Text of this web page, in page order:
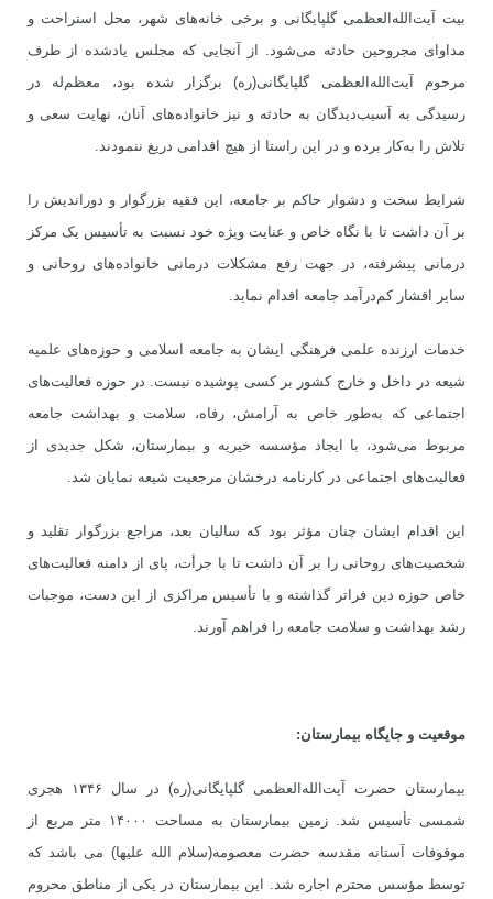
بیت آیت الله العظمی گلپایگانی و برخی خانههای شهر، محل استراحت و
مداوای مجروحین حادثه میشود. از آنجایی که مجلس یادشده از طرف
مرحوم آیت الله العظمی گلپایگانی(ره) برگزار شده بود، معظمله در
رسیدگی به آسیبدیدگان به حادثه و نیز خانوادههای آنان، نهایت سعی و
تلاش را بهکار برده و در این راستا از هیچ اقدامی دریغ ننمودند.
شرایط سخت و دشوار حاکم بر جامعه، این فقیه بزرگوار و دوراندیش را
بر آن داشت تا با نگاه خاص و عنایت ویژه خود نسبت به تأسیس یک مرکز
درمانی پیشرفته، در جهت رفع مشکلات درمانی خانوادههای روحانی و
سایر اقشار کمدرآمد جامعه اقدام نماید.
خدمات ارزنده علمی فرهنگی ایشان به جامعه اسلامی و حوزههای علمیه
شیعه در داخل و خارج کشور بر کسی پوشیده نیست. در حوزه فعالیتهای
اجتماعی که بهطور خاص به آرامش، رفاه، سلامت و بهداشت جامعه
مربوط میشود، با ایجاد مؤسسه خیریه و بیمارستان، شکل جدیدی از
فعالیتهای اجتماعی در کارنامه درخشان مرجعیت شیعه نمایان شد.
این اقدام ایشان چنان مؤثر بود که سالیان بعد، مراجع بزرگوار تقلید و
شخصیتهای روحانی را بر آن داشت تا با جرأت، پای از دامنه فعالیتهای
خاص حوزه دین فراتر گذاشته و با تأسیس مراکزی از این دست، موجبات
رشد بهداشت و سلامت جامعه را فراهم آورند.
موقعیت و جایگاه بیمارستان:
بیمارستان حضرت آیت الله
العظمی گلپایگانی(ره) در سال ۱۳۴۶ هجری
شمسی تأسیس شد. زمین بیمارستان به مساحت ۱۴۰۰۰ متر مربع از
موقوفات آستانه مقدسه حضرت معصومه(سلام الله علیها) می باشد که
توسط مؤسس محترم اجاره شد. این بیمارستان در یکی از مناطق محروم